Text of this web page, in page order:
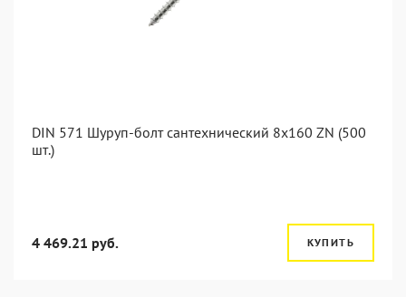
DIN 571 Шуруп-болт сантехнический 8x160 ZN (500
шт.)
4 469.21 руб. КУПИТЬ